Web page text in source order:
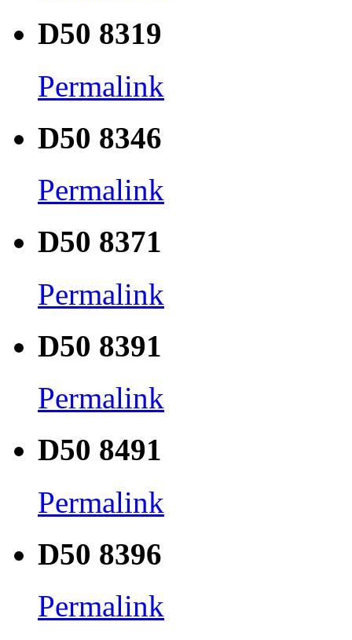
D50 8319
Permalink
D50 8346
Permalink
D50 8371
Permalink
D50 8391
Permalink
D50 8491
Permalink
D50 8396
Permalink